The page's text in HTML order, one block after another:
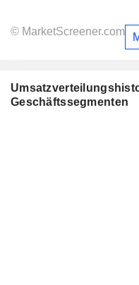
© MarketScreener.com
Geschäftssegmenten